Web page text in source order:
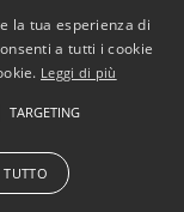
© 2026 • Comune di
• Powered by
•
redazione
la tua esperienza di
a tutti i cookie
Leggi di più
TARGETING
TUTTO